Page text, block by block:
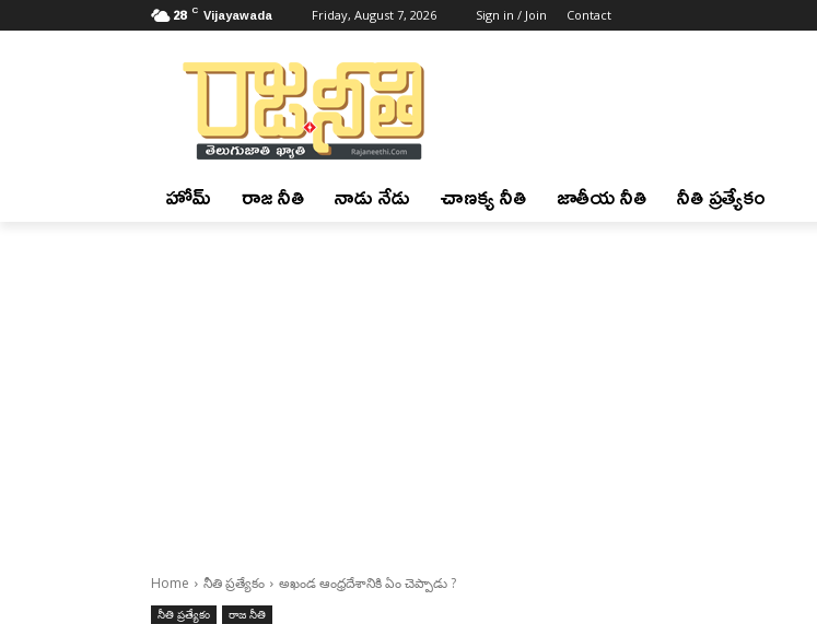
28 C Vijayawada Friday, August 7, 2026 Sign in / Join Contact
హోమ్ రాజ నీతి నాడు నేడు చాణక్య నీతి జాతీయ నీతి నీతి ప్రత్యేకం
Home నీతి ప్రత్యేకం అఖండ ఆంధ్రదేశానికి ఏం చెప్పాడు ?
నీతి ప్రత్యేకం రాజ నీతి